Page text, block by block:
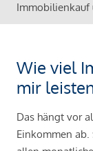
Immobilienkauf
Wie viel
mir
Das hängt vor
Einkommen ab.